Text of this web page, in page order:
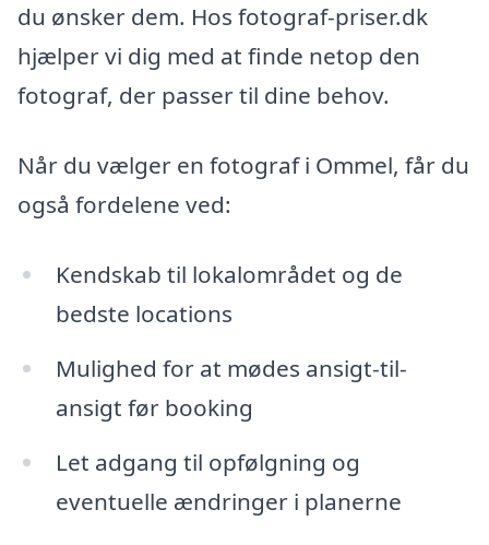
du ønsker dem. Hos fotograf-priser.dk
hjælper vi dig med at finde netop den
fotograf, der passer til dine behov.
Når du vælger en fotograf i Ommel, får du
også fordelene ved:
Kendskab til lokalområdet og de
bedste locations
Mulighed for at mødes ansigt-til-
ansigt før booking
Let adgang til opfølgning og
eventuelle ændringer i planerne